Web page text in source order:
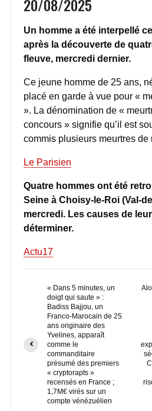
20/08/2025
Un homme a été interpellé
après la découverte de
fleuve, mercredi dernier.
Ce jeune homme de 25 ans,
placé en garde à vue pour «
». La dénomination de «
concours » signifie qu’il est
commis plusieurs meurtres de
Le Parisien
Quatre hommes ont été
Seine à Choisy-le-Roi (Val-
mercredi. Les causes de
déterminer.
Actu17
« Dans 5 minutes, un
doigt qui saute » :
Badiss Bajjou, un
Franco-Marocain de 25
ans originaire des
Yvelines, apparaît
comme le
commanditaire
présumé des premiers
« cryptorapts »
recensés en France ;
1,7M€ virés sur un
compte vénézuélien